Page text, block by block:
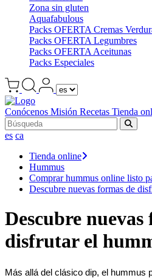
Zona sin gluten
Aquafabulous
Packs OFERTA Cremas
Packs OFERTA Legumbres
Packs OFERTA Aceitunas
Packs Especiales
Conócenos Misión Recetas Tienda
es ca
Tienda online
Hummus
Comprar hummus online listo
Descubre nuevas formas de
Descubre nuevas
disfrutar el
Más allá del clásico dip, el hummus